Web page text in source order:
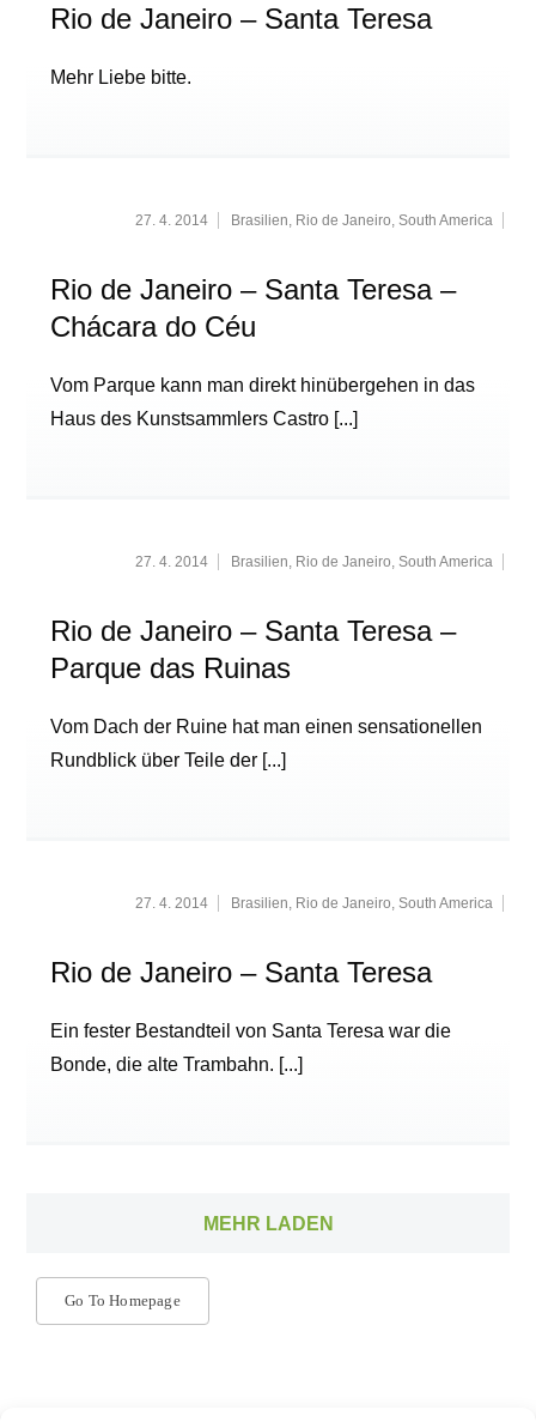
Rio de Janeiro – Santa Teresa
Mehr Liebe bitte.
27. 4. 2014 Brasilien, Rio de Janeiro, South America
Rio de Janeiro – Santa Teresa –
Chácara do Céu
Vom Parque kann man direkt hinübergehen in das
Haus des Kunstsammlers Castro [...]
27. 4. 2014 Brasilien, Rio de Janeiro, South America
Rio de Janeiro – Santa Teresa –
Parque das Ruinas
Vom Dach der Ruine hat man einen sensationellen
Rundblick über Teile der [...]
27. 4. 2014 Brasilien, Rio de Janeiro, South America
Rio de Janeiro – Santa Teresa
Ein fester Bestandteil von Santa Teresa war die
Bonde, die alte Trambahn. [...]
MEHR LADEN
Go To Homepage